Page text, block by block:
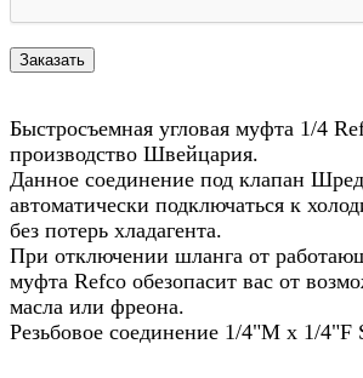
Быстросъемная угловая муфта 1/4
производство Швейцария.
Данное соединение под клапан
автоматически подключаться к
без потерь хладагента.
При отключении шланга от
муфта Refco обезопасит вас от
масла или фреона.
Резьбовое соединение 1/4"M x 1/4"F